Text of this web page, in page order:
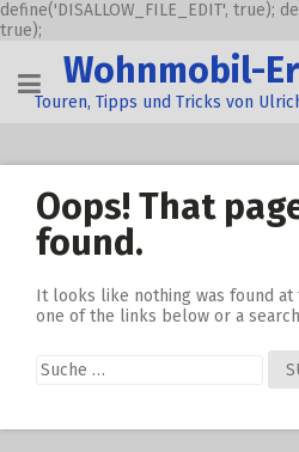
define('DISALLOW_FILE_EDIT', true);
true);
content
Wohnmobil-
Touren, Tipps und Tricks von
Oops! That
found.
It looks like nothing was found at
one of the links below or a
Suche
nach: